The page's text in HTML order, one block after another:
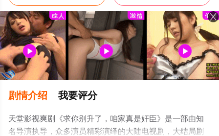
剧情介绍 我要评分
天堂影视爽剧《求你别升了，咱家真是奸臣》是一部由知
名导演执导，众多演员精彩演绎的大陆电视剧，大结局剧